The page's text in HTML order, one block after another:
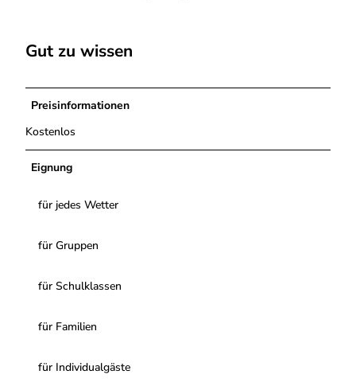
Gut zu wissen
Preisinformationen
Kostenlos
Eignung
für jedes Wetter
für Gruppen
für Schulklassen
für Familien
für Individualgäste